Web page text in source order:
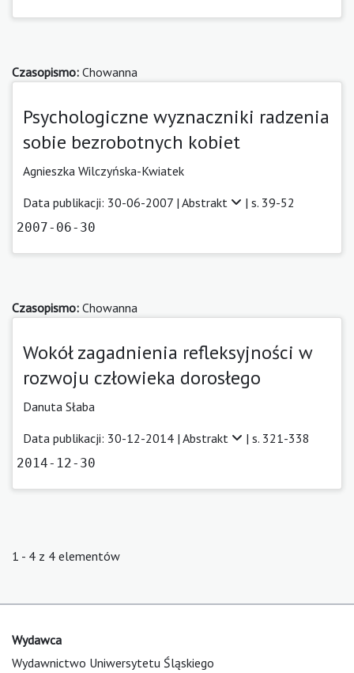
Czasopismo: Chowanna
Psychologiczne wyznaczniki radzenia
sobie bezrobotnych kobiet
Agnieszka Wilczyńska-Kwiatek
Data publikacji: 30-06-2007 | Abstrakt | s. 39-52
2007-06-30
Czasopismo: Chowanna
Wokół zagadnienia refleksyjności w
rozwoju człowieka dorosłego
Danuta Słaba
Data publikacji: 30-12-2014 | Abstrakt | s. 321-338
2014-12-30
1 - 4 z 4 elementów
Wydawca
Wydawnictwo Uniwersytetu Śląskiego